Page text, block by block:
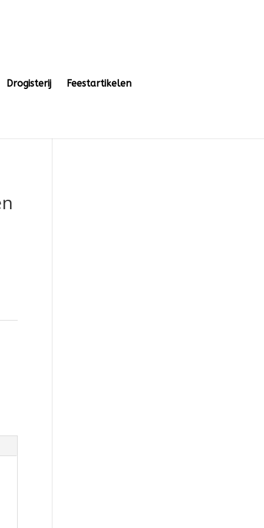
Drogisterij Feestartikelen